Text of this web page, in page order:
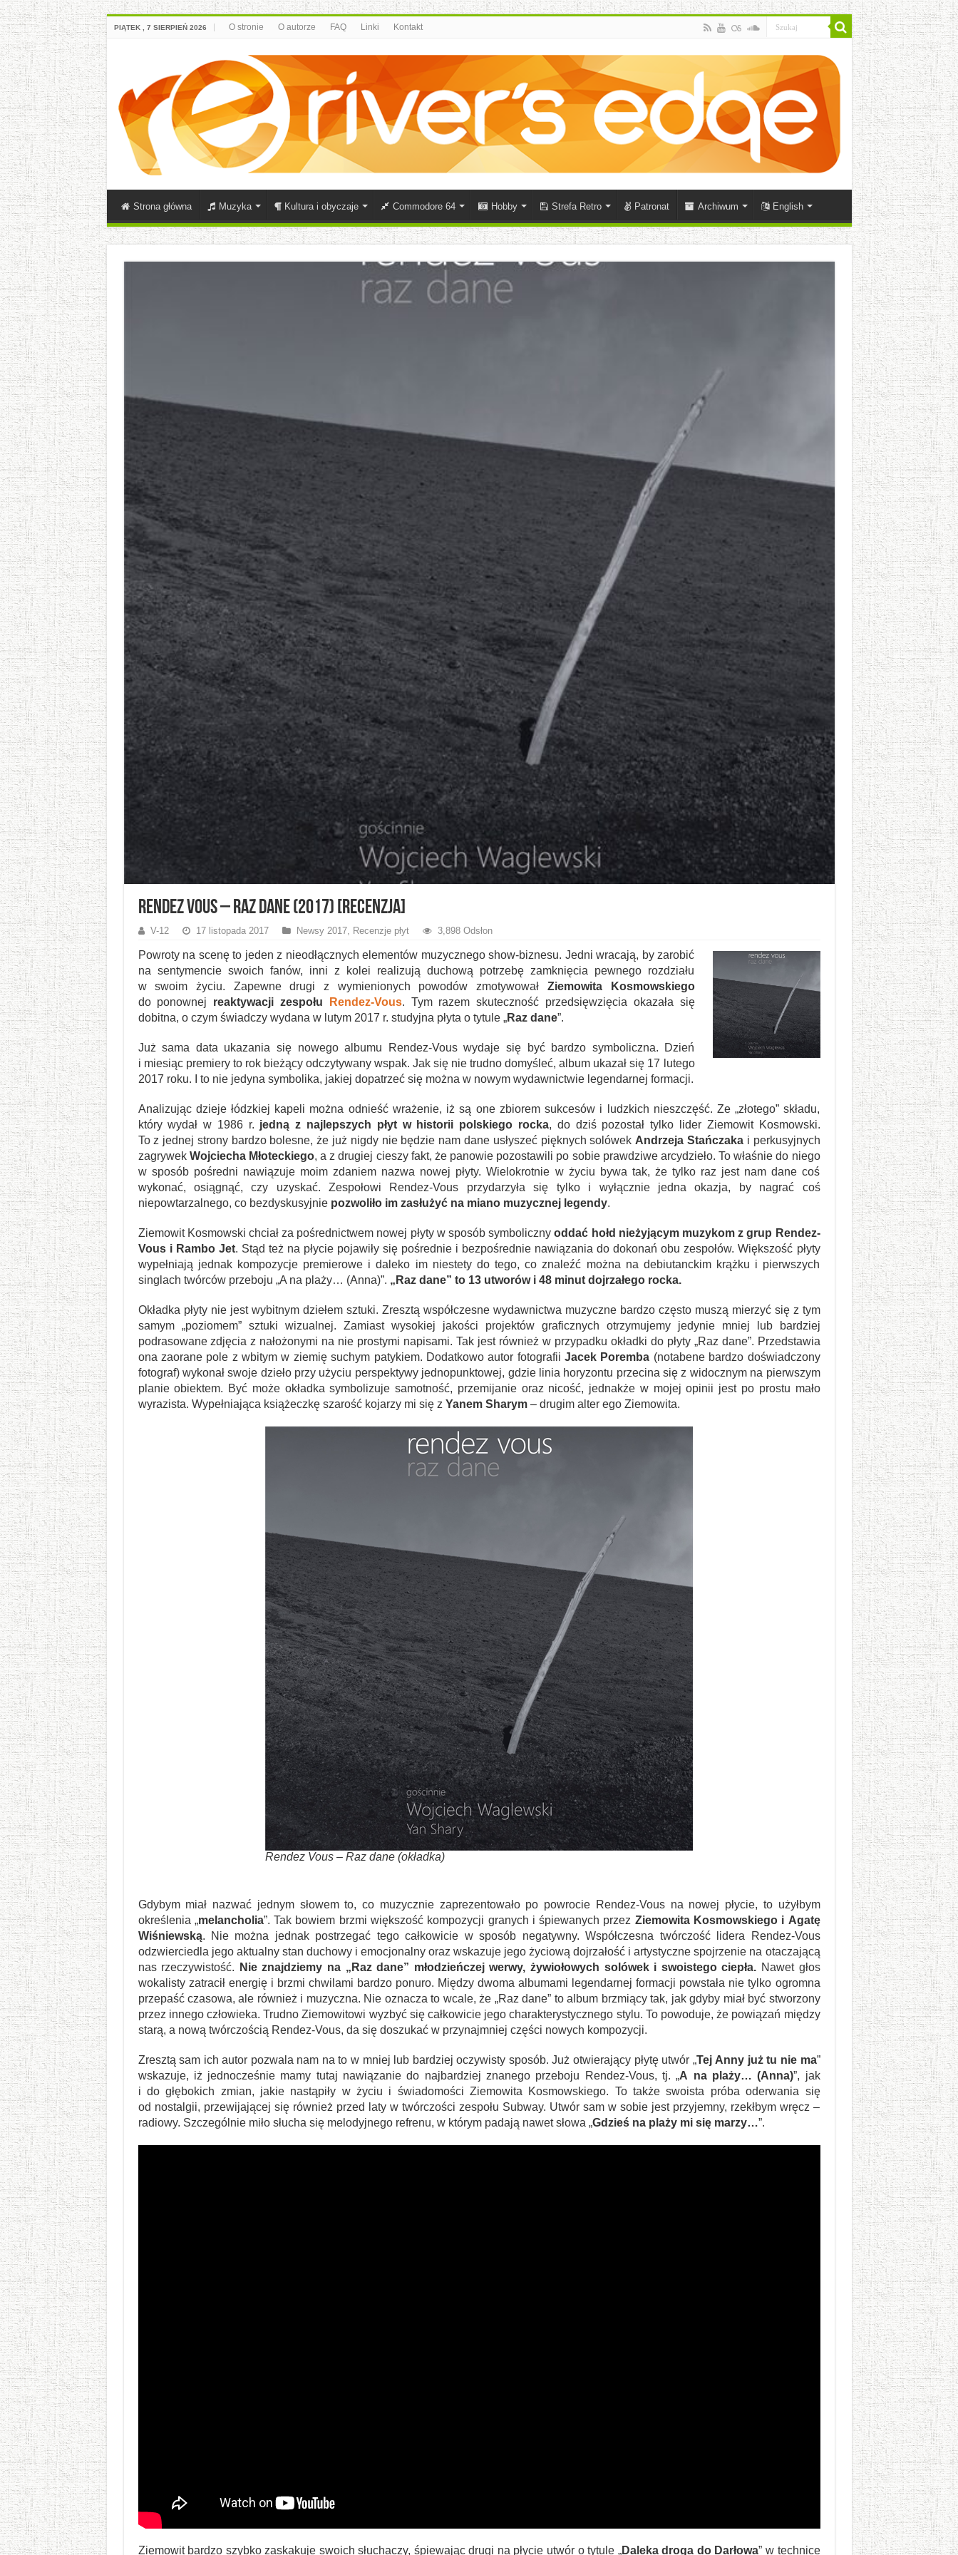
PIĄTEK , 7 SIERPIEŃ 2026 O stronie O autorze FAQ Linki Kontakt
Strona główna Muzyka Kultura i obyczaje Commodore 64 Hobby Strefa Retro Patronat Archiwum English
Rendez Vous – Raz Dane (2017) [recenzja]
V-12 17 listopada 2017 Newsy 2017, Recenzje płyt 3,898 Odsłon
Powroty na scenę to jeden z nieodłącznych elementów muzycznego show-biznesu. Jedni wracają, by zarobić
na sentymencie swoich fanów, inni z kolei realizują duchową potrzebę zamknięcia pewnego rozdziału
w swoim życiu. Zapewne drugi z wymienionych powodów zmotywował Ziemowita Kosmowskiego
do ponownej reaktywacji zespołu Rendez-Vous. Tym razem skuteczność przedsięwzięcia okazała się
dobitna, o czym świadczy wydana w lutym 2017 r. studyjna płyta o tytule „Raz dane”.
Już sama data ukazania się nowego albumu Rendez-Vous wydaje się być bardzo symboliczna. Dzień
i miesiąc premiery to rok bieżący odczytywany wspak. Jak się nie trudno domyśleć, album ukazał się 17 lutego
2017 roku. I to nie jedyna symbolika, jakiej dopatrzeć się można w nowym wydawnictwie legendarnej formacji.
Analizując dzieje łódzkiej kapeli można odnieść wrażenie, iż są one zbiorem sukcesów i ludzkich nieszczęść. Ze „złotego” składu,
który wydał w 1986 r. jedną z najlepszych płyt w historii polskiego rocka, do dziś pozostał tylko lider Ziemowit Kosmowski.
To z jednej strony bardzo bolesne, że już nigdy nie będzie nam dane usłyszeć pięknych solówek Andrzeja Stańczakai perkusyjnych
zagrywek Wojciecha Młoteckiego, a z drugiej cieszy fakt, że panowie pozostawili po sobie prawdziwe arcydzieło. To właśnie do niego
w sposób pośredni nawiązuje moim zdaniem nazwa nowej płyty. Wielokrotnie w życiu bywa tak, że tylko raz jest nam dane coś
wykonać, osiągnąć, czy uzyskać. Zespołowi Rendez-Vous przydarzyła się tylko i wyłącznie jedna okazja, by nagrać coś
niepowtarzalnego, co bezdyskusyjnie pozwoliło im zasłużyć na miano muzycznej legendy.
Ziemowit Kosmowski chciał za pośrednictwem nowej płyty w sposób symbolicznyoddać hołd nieżyjącym muzykom z grup Rendez-
Vous i Rambo Jet. Stąd też na płycie pojawiły się pośrednie i bezpośrednie nawiązania do dokonań obu zespołów. Większość płyty
wypełniają jednak kompozycje premierowe i daleko im niestety do tego, co znaleźć można na debiutanckim krążku i pierwszych
singlach twórców przeboju „A na plaży… (Anna)”. „Raz dane” to 13 utworów i 48 minut dojrzałego rocka.
Okładka płyty nie jest wybitnym dziełem sztuki. Zresztą współczesne wydawnictwa muzyczne bardzo często muszą mierzyć się z tym
samym „poziomem” sztuki wizualnej. Zamiast wysokiej jakości projektów graficznych otrzymujemy jedynie mniej lub bardziej
podrasowane zdjęcia z nałożonymi na nie prostymi napisami. Tak jest również w przypadku okładki do płyty „Raz dane”. Przedstawia
ona zaorane pole z wbitym w ziemię suchym patykiem. Dodatkowo autor fotografii Jacek Poremba (notabene bardzo doświadczony
fotograf) wykonał swoje dzieło przy użyciu perspektywy jednopunktowej, gdzie linia horyzontu przecina się z widocznym na pierwszym
planie obiektem. Być może okładka symbolizuje samotność, przemijanie oraz nicość, jednakże w mojej opinii jest po prostu mało
wyrazista. Wypełniająca książeczkę szarość kojarzy mi się z Yanem Sharym– drugim alter ego Ziemowita.
Rendez Vous – Raz dane (okładka)
Gdybym miał nazwać jednym słowem to, co muzycznie zaprezentowało po powrocie Rendez-Vous na nowej płycie, to użyłbym
określenia „melancholia”. Tak bowiem brzmi większość kompozycji granych i śpiewanych przez Ziemowita Kosmowskiego i Agatę
Wiśniewską. Nie można jednak postrzegać tego całkowicie w sposób negatywny. Współczesna twórczość lidera Rendez-Vous
odzwierciedla jego aktualny stan duchowy i emocjonalny oraz wskazuje jego życiową dojrzałość i artystyczne spojrzenie na otaczającą
nas rzeczywistość.
Nie znajdziemy na „Raz dane” młodzieńczej werwy, żywiołowych solówek i swoistego ciepła. Nawet głos
wokalisty zatracił energię i brzmi chwilami bardzo ponuro. Między dwoma albumami legendarnej formacji powstała nie tylko ogromna
przepaść czasowa, ale również i muzyczna. Nie oznacza to wcale, że „Raz dane” to album brzmiący tak, jak gdyby miał być stworzony
przez innego człowieka. Trudno Ziemowitowi wyzbyć się całkowicie jego charakterystycznego stylu. To powoduje, że powiązań między
starą, a nową twórczością Rendez-Vous, da się doszukać w przynajmniej części nowych kompozycji.
Zresztą sam ich autor pozwala nam na to w mniej lub bardziej oczywisty sposób. Już otwierający płytę utwór „Tej Anny już tu nie ma”
wskazuje, iż jednocześnie mamy tutaj nawiązanie do najbardziej znanego przeboju Rendez-Vous, tj. „A na plaży… (Anna)”, jak
i do głębokich zmian, jakie nastąpiły w życiu i świadomości Ziemowita Kosmowskiego. To także swoista próba oderwania się
od nostalgii, przewijającej się również przed laty w twórczości zespołu Subway. Utwór sam w sobie jest przyjemny, rzekłbym wręcz –
radiowy. Szczególnie miło słucha się melodyjnego refrenu, w którym padają nawet słowa „Gdzieś na plaży mi się marzy…”.
Ziemowit bardzo szybko zaskakuje swoich słuchaczy, śpiewając drugi na płycie utwór o tytule „Daleka droga do Darłowa” w technice